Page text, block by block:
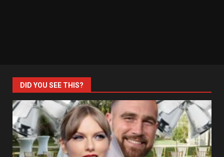
DID YOU SEE THIS?